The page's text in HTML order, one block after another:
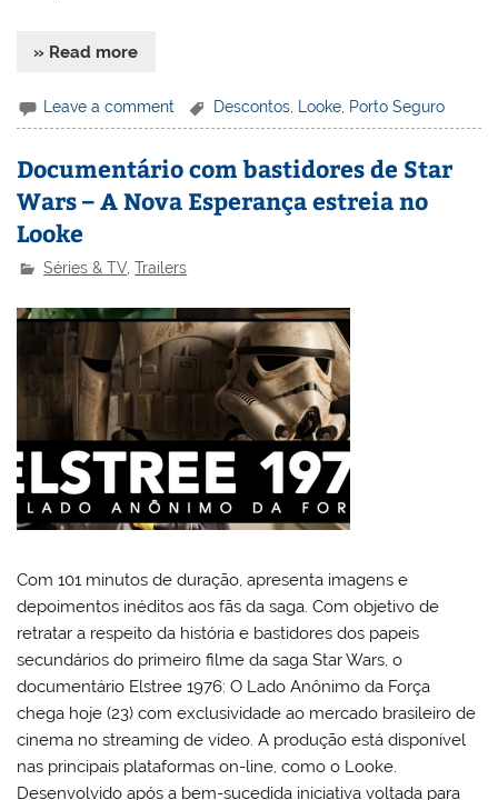
» Read more
Leave a comment Descontos Looke Porto Seguro
Documentário com bastidores de Star
Wars – A Nova Esperança estreia no
Looke
Séries & TV,Trailers
Com 101 minutos de duração, apresenta imagens e
depoimentos inéditos aos fãs da saga. Com objetivo de
retratar a respeito da história e bastidores dos papeis
secundários do primeiro filme da saga Star Wars, o
documentário Elstree 1976: O Lado Anônimo da Força
chega hoje (23) com exclusividade ao mercado brasileiro de
cinema no streaming de vídeo. A produção está disponível
nas principais plataformas on-line, como o Looke.
Desenvolvido após a bem-sucedida iniciativa voltada para